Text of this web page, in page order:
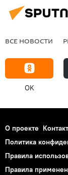
ВСЕ НОВОСТИ
OK
О проекте
Политика
Правила
Правила